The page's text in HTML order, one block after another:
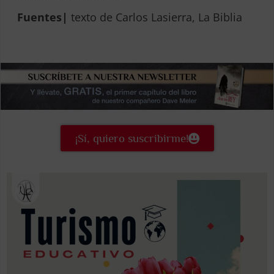
Fuentes| texto de Carlos Lasierra, La Biblia
¡Sí, quiero suscribirme!